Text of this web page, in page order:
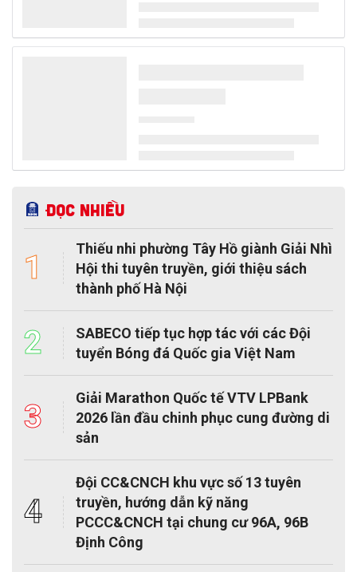
đã chứng minh cho cả thế giới biết về “độ chất”, đẳng cấp khác
lập Công đoàn Việt Nam
97 năm Ngày thành lập Công đoàn Việt Nam (28/7/1929 -
28/7/2026); gặp gỡ, đối thoại với đoàn viên, người lao động trên
địa bàn và Công bố Quyết định thành lập Công đoàn cơ sở trên